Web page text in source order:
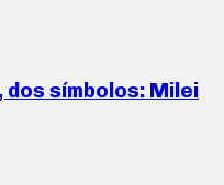
símbolos: Milei